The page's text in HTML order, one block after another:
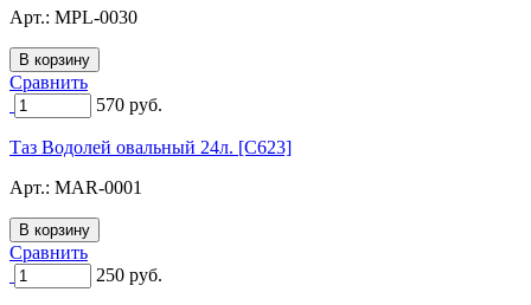
Арт.: MPL-0030
Сравнить
570 руб.
Таз Водолей овальный 24л. [C623]
Арт.: MAR-0001
Сравнить
250 руб.